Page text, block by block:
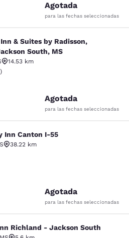
Agotada
para las fechas seleccionadas
by Radisson,
& Suites by Radisson,
South, MS
14.53 km
de 3.76 estrellas. Bueno. 362 reseñas
)
Agotada
para las fechas seleccionadas
I-55
Inn Canton I-55
38.22 km
de 2.92 estrellas. Razonable. 12 reseñas
Agotada
para las fechas seleccionadas
- Jackson
Richland - Jackson South